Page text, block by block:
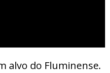
alvo do Fluminense.